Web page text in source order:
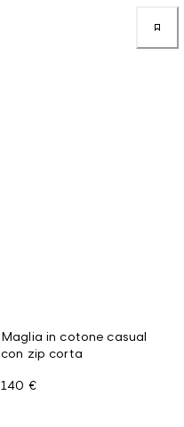
Maglia in cotone casual
con zip corta
140 €